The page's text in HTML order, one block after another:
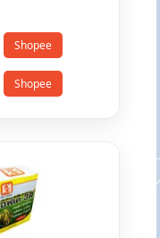
Shopee
Shopee